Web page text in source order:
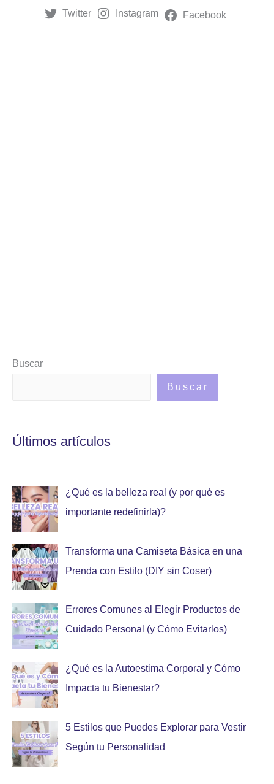
Twitter Instagram Facebook
Buscar
Buscar
Últimos artículos
¿Qué es la belleza real (y por qué es
importante redefinirla)?
Transforma una Camiseta Básica en una
Prenda con Estilo (DIY sin Coser)
Errores Comunes al Elegir Productos de
Cuidado Personal (y Cómo Evitarlos)
¿Qué es la Autoestima Corporal y Cómo
Impacta tu Bienestar?
5 Estilos que Puedes Explorar para Vestir
Según tu Personalidad